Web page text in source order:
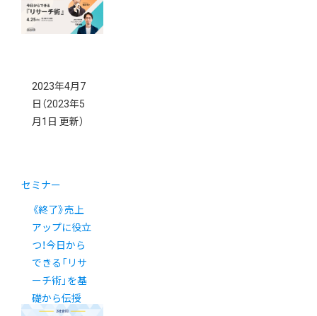
2023年4月7
日 （2023年5
月1日 更新）
セミナー
《終了》売上
アップに役立
つ！今日から
できる「リサ
ーチ術」を基
礎から伝授